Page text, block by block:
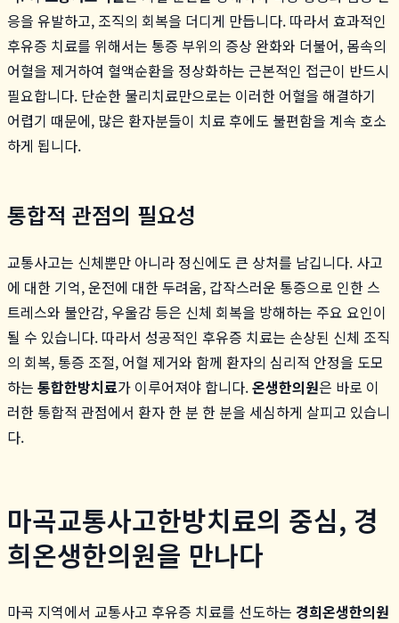
응을 유발하고, 조직의 회복을 더디게 만듭니다. 따라서 효과적인
후유증 치료를 위해서는 통증 부위의 증상 완화와 더불어, 몸속의
어혈을 제거하여 혈액순환을 정상화하는 근본적인 접근이 반드시
필요합니다. 단순한 물리치료만으로는 이러한 어혈을 해결하기
어렵기 때문에, 많은 환자분들이 치료 후에도 불편함을 계속 호소
하게 됩니다.
통합적 관점의 필요성
교통사고는 신체뿐만 아니라 정신에도 큰 상처를 남깁니다. 사고
에 대한 기억, 운전에 대한 두려움, 갑작스러운 통증으로 인한 스
트레스와 불안감, 우울감 등은 신체 회복을 방해하는 주요 요인이
될 수 있습니다. 따라서 성공적인 후유증 치료는 손상된 신체 조직
의 회복, 통증 조절, 어혈 제거와 함께 환자의 심리적 안정을 도모
하는 통합한방치료가 이루어져야 합니다.온생한의원은 바로 이
러한 통합적 관점에서 환자 한 분 한 분을 세심하게 살피고 있습니
다.
마곡교통사고한방치료의 중심, 경
희온생한의원을 만나다
마곡 지역에서 교통사고 후유증 치료를 선도하는 경희온생한의원